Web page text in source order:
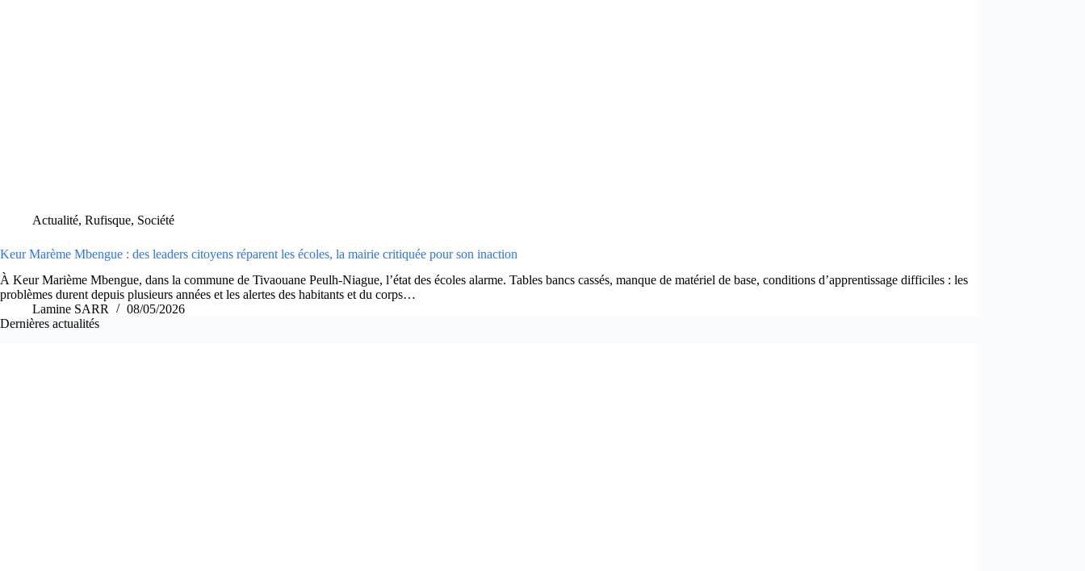
Actualité, Rufisque, Société
Keur Marème Mbengue : des leaders citoyens réparent les écoles, la mairie critiquée pour son inaction
À Keur Marième Mbengue, dans la commune de Tivaouane Peulh-Niague, l’état des écoles alarme. Tables bancs cassés, manque de matériel de base, conditions d’apprentissage difficiles : les
problèmes durent depuis plusieurs années et les alertes des habitants et du corps…
Lamine SARR
08/05/2026
Dernières actualités